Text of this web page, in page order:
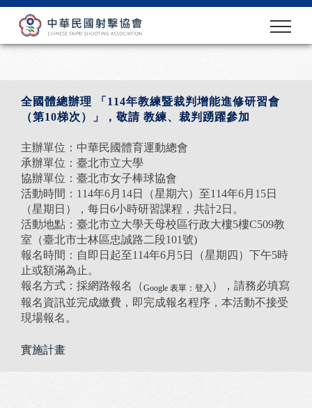
全國體總辦理 「114年教練暨裁判增能進修研習會
（第10梯次）」，敬請 教練、裁判踴躍參加
主辦單位：中華民國體育運動總會
承辦單位：臺北市立大學
協辦單位：臺北市女子棒球協會
活動時間：114年6月14日（星期六）至114年6月15日
（星期日），每日6小時研習課程，共計2日。
活動地點：臺北市立大學天母校區行政大樓5樓C509教
室（臺北市士林區忠誠路二段101號)
報名時間：自即日起至114年6月5日（星期四）下午5時
止或額滿為止。
報名方式：採網路報名（Google 表單：登入 ），請務必填寫
報名資訊並完成繳費，即完成報名程序，本活動不接受
現場報名。
實施計畫